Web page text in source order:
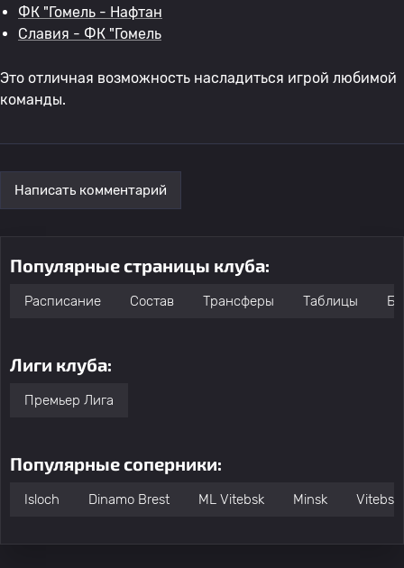
ФК "Гомель - Нафтан
Славия - ФК "Гомель
Это отличная возможность насладиться игрой любимой
команды.
Написать комментарий
Популярные страницы клуба:
Расписание Состав Трансферы Таблицы
Лиги клуба:
Премьер Лига
Популярные соперники:
Isloch Dinamo Brest ML Vitebsk Minsk Vitebsk